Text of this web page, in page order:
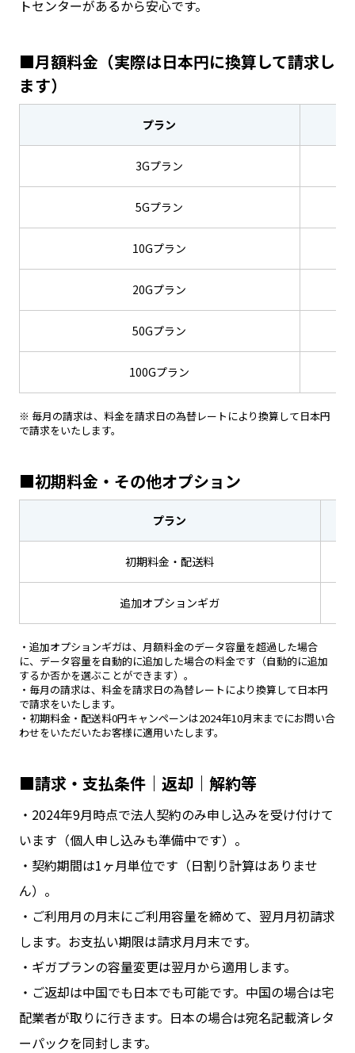
トセンターがあるから安心です。
■月額料金（実際は日本円に換算して請求し
ます）
プラン
3Gプラン
5Gプラン
10Gプラン
20Gプラン
50Gプラン
100Gプラン
※ 毎月の請求は、料金を請求日の為替レートにより換算して日本円
で請求をいたします。
■初期料金・その他オプション
プラン
初期料金・配送料
追加オプションギガ
・追加オプションギガは、月額料金のデータ容量を超過した場合
に、データ容量を自動的に追加した場合の料金です（自動的に追加
するか否かを選ぶことができます）。
・毎月の請求は、料金を請求日の為替レートにより換算して日本円
で請求をいたします。
・初期料金・配送料0円キャンペーンは2024年10月末までにお問い合
わせをいただいたお客様に適用いたします。
■請求・支払条件｜返却｜解約等
・2024年9月時点で法人契約のみ申し込みを受け付けて
います（個人申し込みも準備中です）。
・契約期間は1ヶ月単位です（日割り計算はありませ
ん）。
・ご利用月の月末にご利用容量を締めて、翌月月初請求
します。お支払い期限は請求月月末です。
・ギガプランの容量変更は翌月から適用します。
・ご返却は中国でも日本でも可能です。中国の場合は宅
配業者が取りに行きます。日本の場合は宛名記載済レタ
ーパックを同封します。